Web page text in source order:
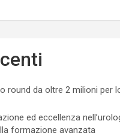
round da oltre 2 milioni per
ed eccellenza
formazione avanzata